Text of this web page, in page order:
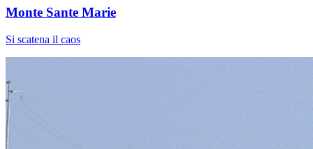
Monte Sante Marie
Si scatena il caos